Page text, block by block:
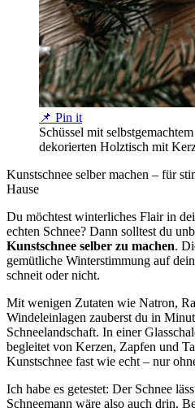
📌 Pin it
Schüssel mit
dekorierten Holztisch mit
Kunstschnee selber machen – für
Hause
Du möchtest winterliches Flair in
echten Schnee? Dann solltest du
Kunstschnee selber zu machen.
gemütliche Winterstimmung auf
schneit oder nicht.
Mit wenigen Zutaten wie Natron,
Windeleinlagen zauberst du in
Schneelandschaft. In einer
begleitet von Kerzen, Zapfen und
Kunstschnee fast wie echt – nur
Ich habe es getestet: Der Schnee
Schneemann wäre also auch drin.